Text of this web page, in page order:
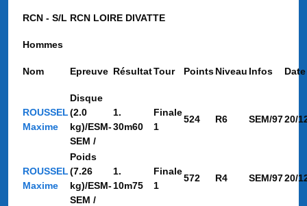
RCN - S/L RCN LOIRE DIVATTE
Hommes
Nom Epreuve RésultatTour PointsNiveau Infos Date
ROUSSEL
Maxime
Disque
(2.0
kg)/ESM-
SEM /
1.
30m60
Finale
1
524 R6 SEM/9720/
ROUSSEL
Maxime
Poids
(7.26
kg)/ESM-
SEM /
1.
10m75
Finale
1
572 R4 SEM/9720/